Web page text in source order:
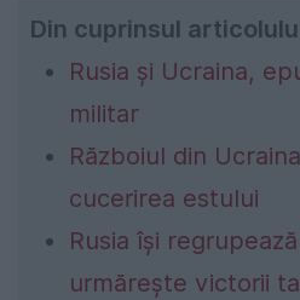
Din cuprinsul
Rusia și Ucraina,
militar
Războiul din
cucerirea estului
Rusia își
urmărește victorii